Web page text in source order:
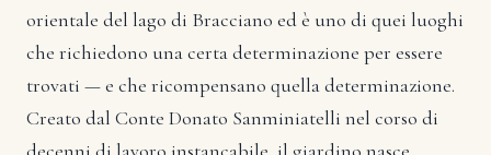
orientale del lago di Bracciano ed è uno di quei luoghi
che richiedono una certa determinazione per essere
trovati — e che ricompensano quella determinazione.
Creato dal Conte Donato Sanminiatelli nel corso di